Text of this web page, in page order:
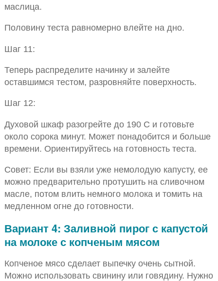
маслица.
Половину теста равномерно влейте на дно.
Шаг 11:
Теперь распределите начинку и залейте
оставшимся тестом, разровняйте поверхность.
Шаг 12:
Духовой шкаф разогрейте до 190 С и готовьте
около сорока минут. Может понадобится и больше
времени. Ориентируйтесь на готовность теста.
Совет: Если вы взяли уже немолодую капусту, ее
можно предварительно протушить на сливочном
масле, потом влить немного молока и томить на
медленном огне до готовности.
Вариант 4: Заливной пирог с капустой
на молоке с копченым мясом
Копченое мясо сделает выпечку очень сытной.
Можно использовать свинину или говядину. Нужно